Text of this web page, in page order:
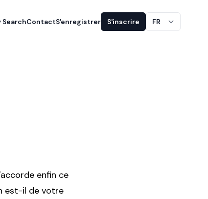
SearchContactS'enregistrer S'inscrire FR
enfin ce
est-il de votre